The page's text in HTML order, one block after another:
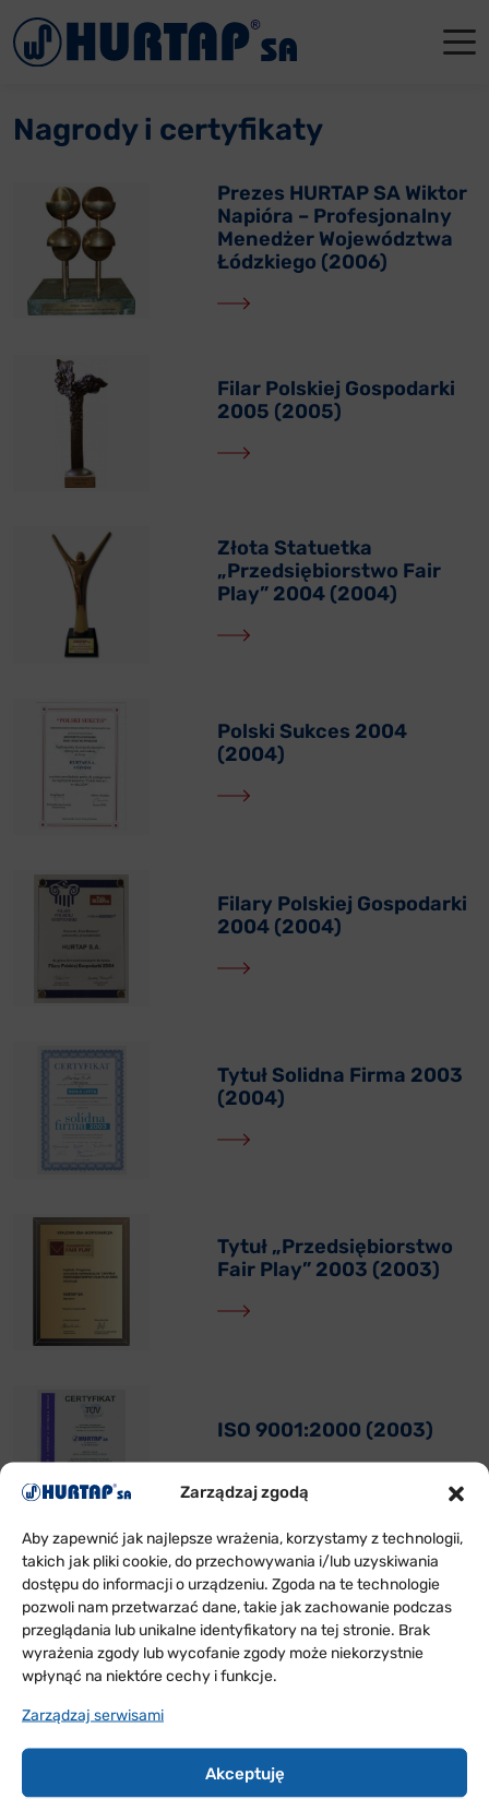
Zarządzaj zgodą
Aby zapewnić jak najlepsze wrażenia, korzystamy z technologii,
takich jak pliki cookie, do przechowywania i/lub uzyskiwania
dostępu do informacji o urządzeniu. Zgoda na te technologie
pozwoli nam przetwarzać dane, takie jak zachowanie podczas
przeglądania lub unikalne identyfikatory na tej stronie. Brak
wyrażenia zgody lub wycofanie zgody może niekorzystnie
wpłynąć na niektóre cechy i funkcje.
Zarządzaj serwisami
Akceptuję
Nagrody i certyfikaty
Prezes HURTAP SA Wiktor
Napióra – Profesjonalny
Menedżer Województwa
Łódzkiego (2006)
Filar Polskiej Gospodarki
2005 (2005)
Złota Statuetka
„Przedsiębiorstwo Fair
Play” 2004 (2004)
Polski Sukces 2004
(2004)
Filary Polskiej Gospodarki
2004 (2004)
Tytuł Solidna Firma 2003
(2004)
Tytuł „Przedsiębiorstwo
Fair Play” 2003 (2003)
ISO 9001:2000 (2003)
Gazele Biznesu 2003 r.
(2003)
Laur Farmacji i Medycyny
(2003)
Menu
Aktualności
Współpraca
Oddziały
Reklamacje
Oferty pracy
Kontakt
Status
Nagrody
Głogów
Tychy